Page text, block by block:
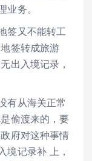
业务。
签又不能转工
签转成旅游
出入境记录，
有从海关正常
偷渡来的，要
府对这种事情
境记录补 上，